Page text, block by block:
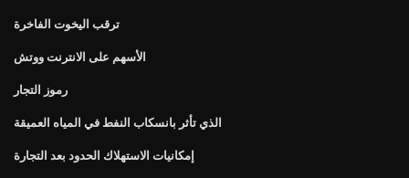
ترقب اليخوت الفاخرة
الأسهم على الانترنت ووتش
رموز التجار
الذي تأثر بانسكاب النفط في المياه العميقة
إمكانيات الاستهلاك الحدود بعد التجارة